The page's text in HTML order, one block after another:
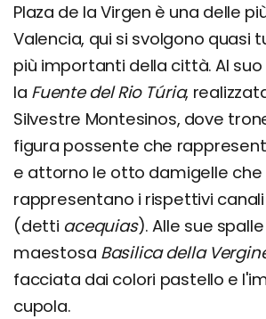
Plaza de la Virgen è una delle
Valencia, qui si svolgono quasi
più importanti della città. Al
la Fuente del Rio Túria,
Silvestre Montesinos, dove
figura possente che
e attorno le otto damigelle che
rappresentano i rispettivi
(detti acequias). Alle sue
maestosa Basilica della
facciata dai colori pastello e
cupola.